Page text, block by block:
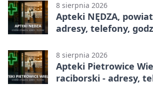
8 sierpnia 2026
Apteki NĘDZA,
adresy, telefony,
8 sierpnia 2026
Apteki Pietrowice
raciborski - adresy,